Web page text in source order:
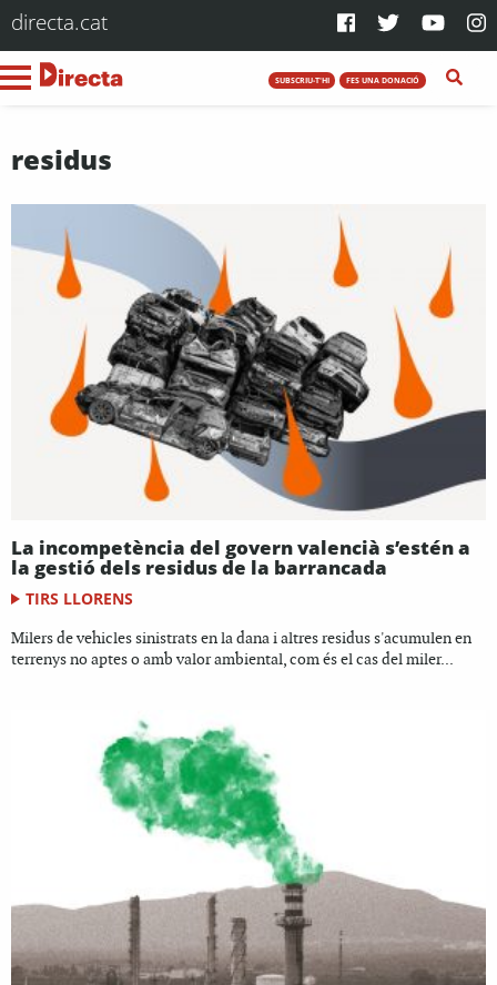
directa.cat
SUBSCRIU-T'HI FES UNA DONACIÓ
residus
La incompetència del govern valencià s’estén a
la gestió dels residus de la barrancada
TIRS LLORENS
Milers de vehicles sinistrats en la dana i altres residus s'acumulen en
terrenys no aptes o amb valor ambiental, com és el cas del miler...